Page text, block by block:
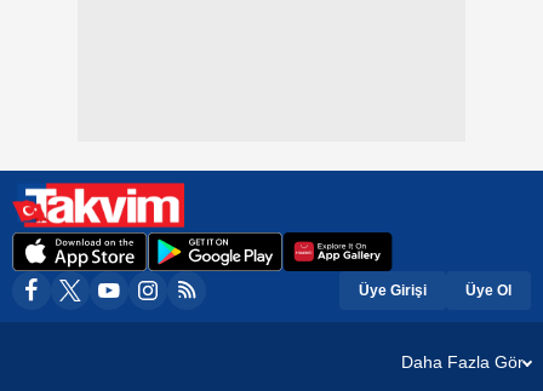
Üye Girişi Üye Ol
Daha Fazla Gör